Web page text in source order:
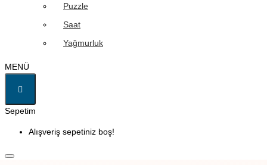
Puzzle
Saat
Yağmurluk
MENÜ
Sepetim
Alışveriş sepetiniz boş!